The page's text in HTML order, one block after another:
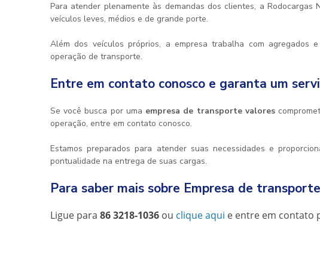
Para atender plenamente às demandas dos clientes, a
veículos leves, médios e de grande porte.
Além dos veículos próprios, a empresa trabalha com agregados
operação de transporte.
Entre em contato conosco e garanta um
Se você busca por uma empresa de transporte valores
operação, entre em contato conosco.
Estamos preparados para atender suas necessidades e
pontualidade na entrega de suas cargas.
Para saber mais sobre Empresa de
Ligue para 86 3218-1036 ou clique aqui e entre em contato